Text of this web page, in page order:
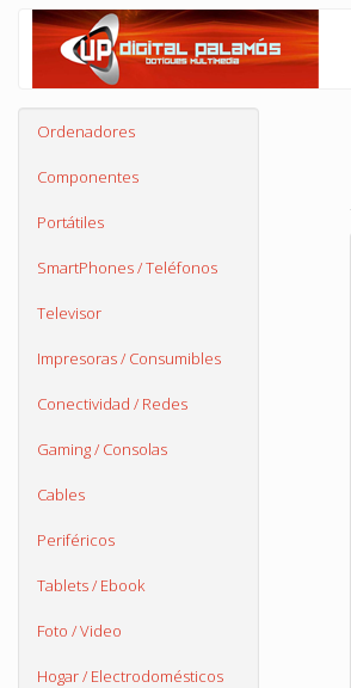
Ordenadores
Componentes
Portátiles
SmartPhones / Teléfonos
Televisor
Impresoras / Consumibles
Conectividad / Redes
Gaming / Consolas
Cables
Periféricos
Tablets / Ebook
Foto / Video
Hogar / Electrodomésticos